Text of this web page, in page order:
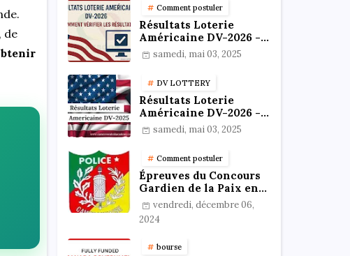
de
Comment postuler
Résultats Loterie
Américaine DV-2026 -
Comment vérifier les
résultats
samedi, mai 03, 2025
DV LOTTERY
Résultats Loterie
Américaine DV-2026 -
Vérifiez votre statut en
ligne !
samedi, mai 03, 2025
Comment postuler
Épreuves du Concours
Gardien de la Paix en
Format PDF au
Cameroun : Stratégies,
Préparation et Astuces
vendredi, décembre 06,
2024
bourse